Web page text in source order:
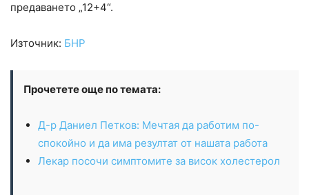
предаването „12+4“.
Източник: БНР
Прочетете още по темата:
Д-р Даниел Петков: Мечтая да работим по-
спокойно и да има резултат от нашата работа
Лекар посочи симптомите за висок холестерол